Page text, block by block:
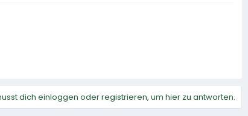
dich einloggen oder registrieren, um hier zu antworten.